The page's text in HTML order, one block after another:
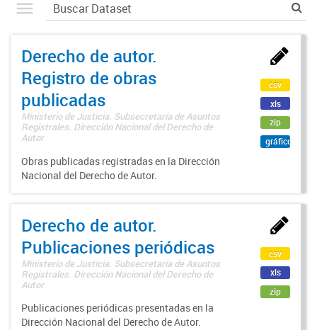
Derecho de autor.
Registro de obras
publicadas
Ministerio de Justicia. Subsecretaría de Asuntos
Registrales. Dirección Nacional del Derecho de
Autor
Obras publicadas registradas en la Dirección
Nacional del Derecho de Autor.
csv
xls
zip
gráfico
Derecho de autor.
Publicaciones periódicas
Ministerio de Justicia. Subsecretaría de Asuntos
Registrales. Dirección Nacional del Derecho de
Autor
Publicaciones periódicas presentadas en la
Dirección Nacional del Derecho de Autor.
csv
xls
zip